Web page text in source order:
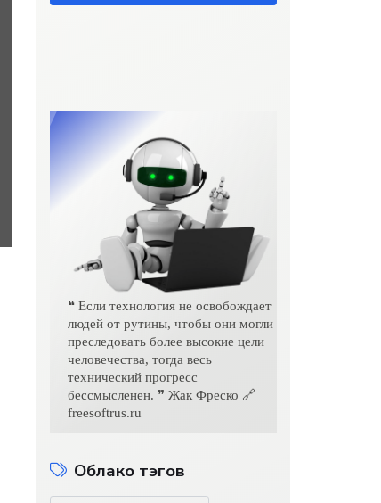
❝ Если технология не освобождает
людей от рутины, чтобы они могли
преследовать более высокие цели
человечества, тогда весь
технический прогресс
бессмысленен. ❞ Жак Фреско 🔗
freesoftrus.ru
Облако тэгов